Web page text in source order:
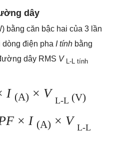
dây
bằng căn bậc hai của 3 lần
dòng điện pha I tính bằng
dây RMS V L-L tính
I (A) × V L-L (V)
× I (A) × V L-L